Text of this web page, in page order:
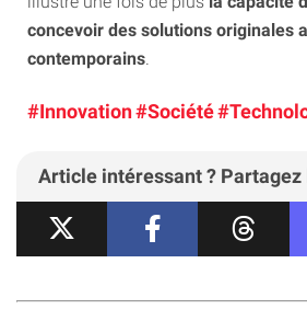
concevoir des solutions originales
contemporains
#Innovation#Société
Article intéressant ? Partagez